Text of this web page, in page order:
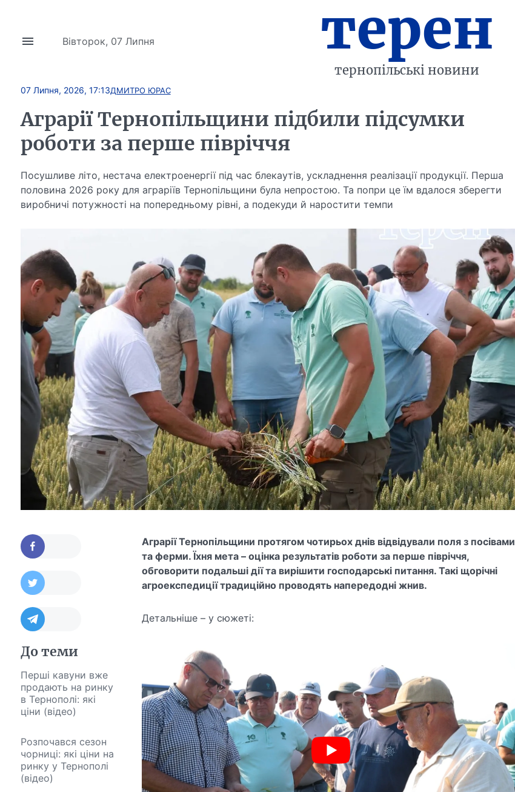
Вівторок, 07 Липня терен
тернопільські новини
07 Липня, 2026, 17:13ДМИТРО ЮРАС
Аграрії Тернопільщини підбили підсумки
роботи за перше півріччя
Посушливе літо, нестача електроенергії під час блекаутів, ускладнення реалізації продукції. Перша
половина 2026 року для аграріїв Тернопільщини була непростою. Та попри це їм вдалося зберегти
виробничі потужності на попередньому рівні, а подекуди й наростити темпи
До теми
Перші кавуни вже
продають на ринку
в Тернополі: які
ціни (відео)
Розпочався сезон
чорниці: які ціни на
ринку у Тернополі
(відео)
Аграрії Тернопільщини протягом чотирьох днів відвідували поля з посівами
та ферми. Їхня мета – оцінка результатів роботи за перше півріччя,
обговорити подальші дії та вирішити господарські питання. Такі щорічні
агроекспедиції традиційно проводять напередодні жнив.
Детальніше – у сюжеті: